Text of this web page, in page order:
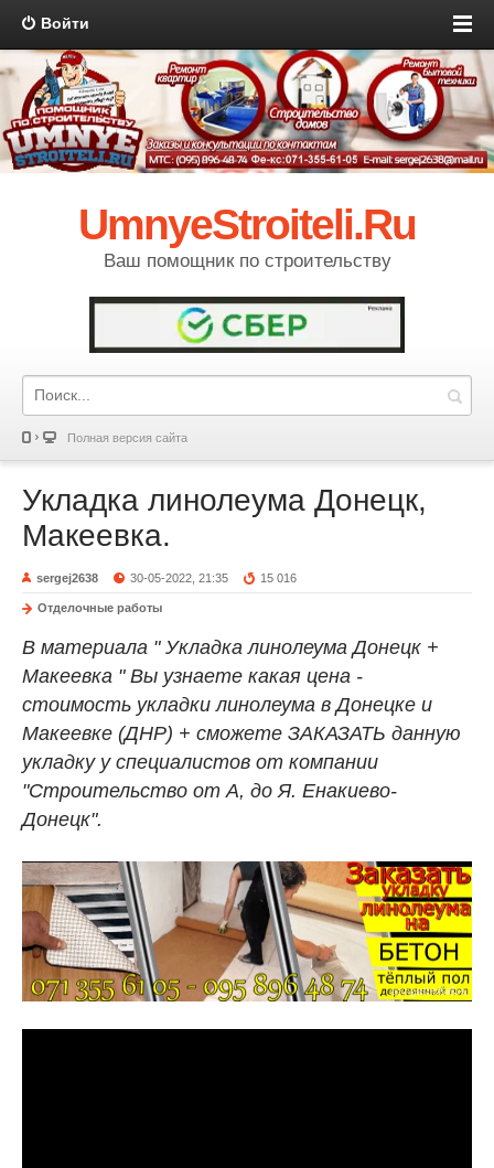
Войти
UmnyeStroiteli.Ru
Ваш помощник по строительству
Полная версия сайта
Укладка линолеума Донецк,
Макеевка.
sergej2638 30-05-2022, 21:35 15 016
Отделочные работы
В материала " Укладка линолеума Донецк +
Макеевка " Вы узнаете какая цена -
стоимость укладки линолеума в Донецке и
Макеевке (ДНР) + сможете ЗАКАЗАТЬ данную
укладку у специалистов от компании
"Строительство от А, до Я. Енакиево-
Донецк".